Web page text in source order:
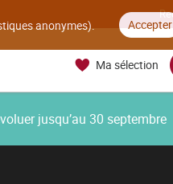
anonymes). Accepter
Ma sélection
jusqu’au 30 septembre